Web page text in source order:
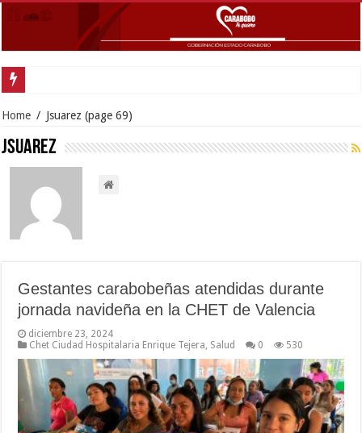
Home / Jsuarez (page 69)
Jsuarez
Gestantes carabobeñas atendidas durante
jornada navideña en la CHET de Valencia
diciembre 23, 2024
Chet Ciudad Hospitalaria Enrique Tejera Salud 0 530